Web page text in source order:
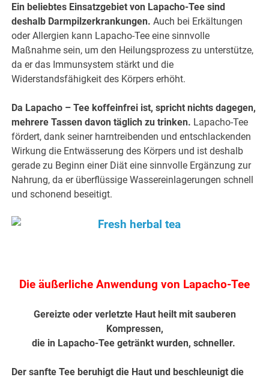
Ein beliebtes Einsatzgebiet von Lapacho-Tee sind
deshalb Darmpilzerkrankungen. Auch bei Erkältungen
oder Allergien kann Lapacho-Tee eine sinnvolle
Maßnahme sein, um den Heilungsprozess zu unterstütze,
da er das Immunsystem stärkt und die
Widerstandsfähigkeit des Körpers erhöht.
Da Lapacho – Tee koffeinfrei ist, spricht nichts dagegen,
mehrere Tassen davon täglich zu trinken. Lapacho-Tee
fördert, dank seiner harntreibenden und entschlackenden
Wirkung die Entwässerung des Körpers und ist deshalb
gerade zu Beginn einer Diät eine sinnvolle Ergänzung zur
Nahrung, da er überflüssige Wassereinlagerungen schnell
und schonend beseitigt.
Die äußerliche Anwendung von Lapacho-Tee
Gereizte oder verletzte Haut heilt mit sauberen
Kompressen,
die in Lapacho-Tee getränkt wurden, schneller.
Der sanfte Tee beruhigt die Haut und beschleunigt die